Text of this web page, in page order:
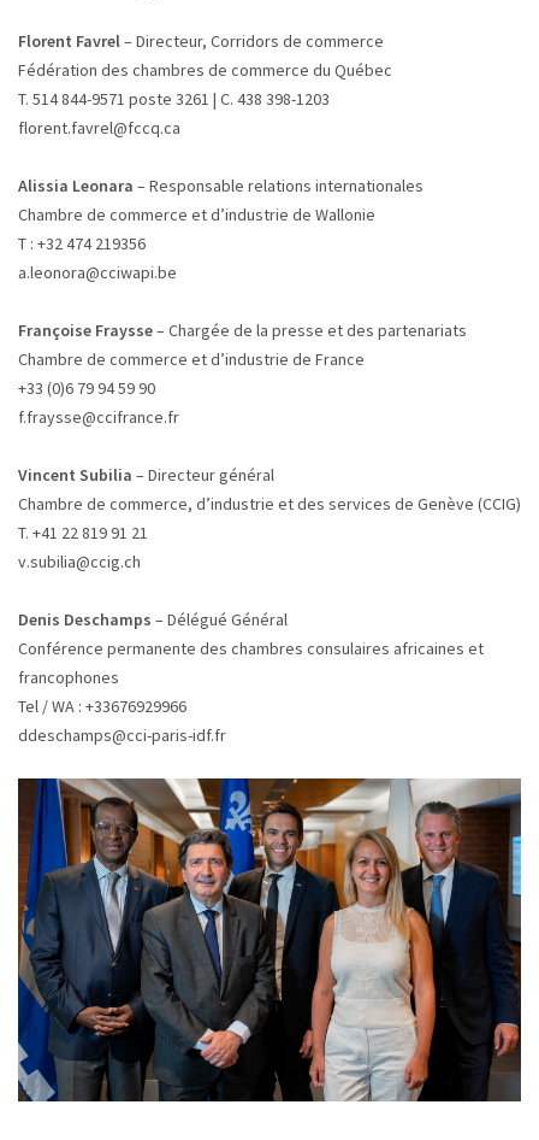
Florent Favrel– Directeur, Corridors de commerce
Fédération des chambres de commerce du Québec
T. 514 844-9571 poste 3261 | C. 438 398-1203
florent.favrel@fccq.ca
Alissia Leonara – Responsable relations internationales
Chambre de commerce et d’industrie de Wallonie
T : +32 474 219356
a.leonora@cciwapi.be
Françoise Fraysse– Chargée de la presse et des partenariats
Chambre de commerce et d’industrie de France
+33 (0)6 79 94 59 90
f.fraysse@ccifrance.fr
Vincent Subilia – Directeur général
Chambre de commerce, d’industrie et des services de Genève (CCIG)
T. +41 22 819 91 21
v.subilia@ccig.ch
Denis Deschamps – Délégué Général
Conférence permanente des chambres consulaires africaines et
francophones
Tel / WA : +33676929966
ddeschamps@cci-paris-idf.fr